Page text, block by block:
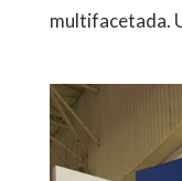
multifacetada.